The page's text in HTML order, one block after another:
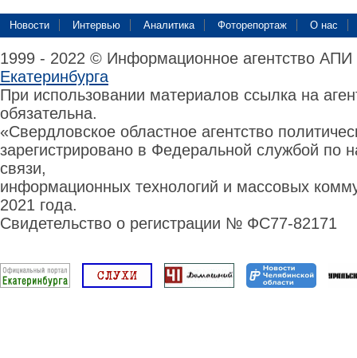
Новости Интервью Аналитика Фоторепортаж О нас
1999 - 2022 © Информационное агентство
Екатеринбурга
При использовании материалов ссылка на
обязательна.
«Свердловское областное агентство
зарегистрировано в Федеральной службой по
связи,
информационных технологий и массовых
2021 года.
Свидетельство о регистрации № ФС77-82171